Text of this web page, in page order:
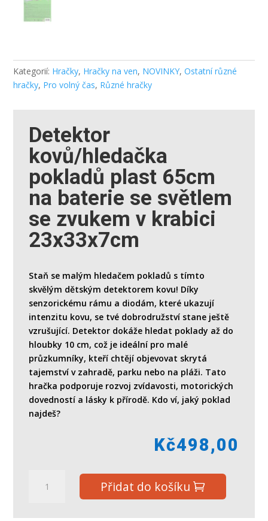
Kategorií: Hračky, Hračky na ven, NOVINKY,Ostatní různé
hračky, Pro volný čas, Různé hračky
Detektor
kovů/hledačka
pokladů plast 65cm
na baterie se světlem
se zvukem v krabici
23x33x7cm
Staň se malým hledačem pokladů s tímto
skvělým dětským detektorem kovu! Díky
senzorickému rámu a diodám, které ukazují
intenzitu kovu, se tvé dobrodružství stane ještě
vzrušující. Detektor dokáže hledat poklady až do
hloubky 10 cm, což je ideální pro malé
průzkumníky, kteří chtějí objevovat skrytá
tajemství v zahradě, parku nebo na pláži. Tato
hračka podporuje rozvoj zvídavosti, motorických
dovedností a lásky k přírodě. Kdo ví, jaký poklad
najdeš?
Kč498,00
kovů/hledačka
Přidat do košíku